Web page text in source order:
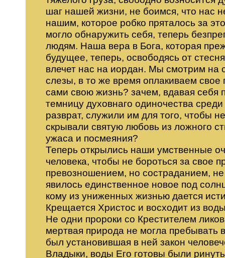
шаг нашей жизни, не боимся, что нас
нашим, которое робко пряталось за
могло обнаружить себя, теперь
людям. Наша вера в Бога, которая
будущее, теперь, освободясь от
влечет нас на иордан. Мы смотрим на
слезы, в то же время оплакиваем
сами свою жизнь? зачем, вдавая себя
темницу духовнаго одиночества
разврат, служили им для того, чтобы
скрывали святую любовь из ложного
ужаса и посмеяния?
Теперь открылись наши умственные
человека, чтобы не бороться за свое
превозношением, но состраданием,
явилось единственное новое под
кому из униженных жизнью дается
Крещается Христос и восходит из
Не одни пророки со Крестителем
мертвая природа не могла пребывать
был установившая в ней закон
Владыки, воды Его готовы были